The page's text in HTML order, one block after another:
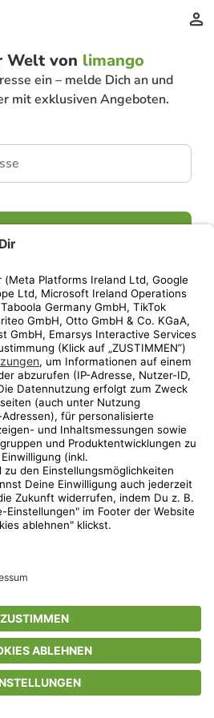
Welt von limango
ein – melde Dich an und
mit exklusiven Angeboten.
Weiter
AGBDatenschutzCompliance
ImpressumHelp Center